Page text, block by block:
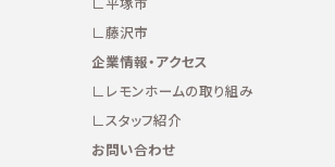
藤沢市
企業情報・アクセス
レモンホームの取り組み
スタッフ紹介
お問い合わせ